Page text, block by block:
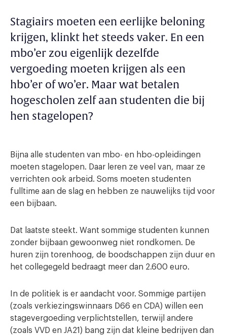
Stagiairs moeten een eerlijke beloning
krijgen, klinkt het steeds vaker. En een
mbo’er zou eigenlijk dezelfde
vergoeding moeten krijgen als een
hbo’er of wo’er. Maar wat betalen
hogescholen zelf aan studenten die bij
hen stagelopen?
Bijna alle studenten van mbo- en hbo-opleidingen
moeten stagelopen. Daar leren ze veel van, maar ze
verrichten ook arbeid. Soms moeten studenten
fulltime aan de slag en hebben ze nauwelijks tijd voor
een bijbaan.
Dat laatste steekt. Want sommige studenten kunnen
zonder bijbaan gewoonweg niet rondkomen. De
huren zijn torenhoog, de boodschappen zijn duur en
het collegegeld bedraagt meer dan 2.600 euro.
In de politiek is er aandacht voor. Sommige partijen
(zoals verkiezingswinnaars D66 en CDA) willen een
stagevergoeding verplichtstellen, terwijl andere
(zoals VVD en JA21) bang zijn dat kleine bedrijven dan